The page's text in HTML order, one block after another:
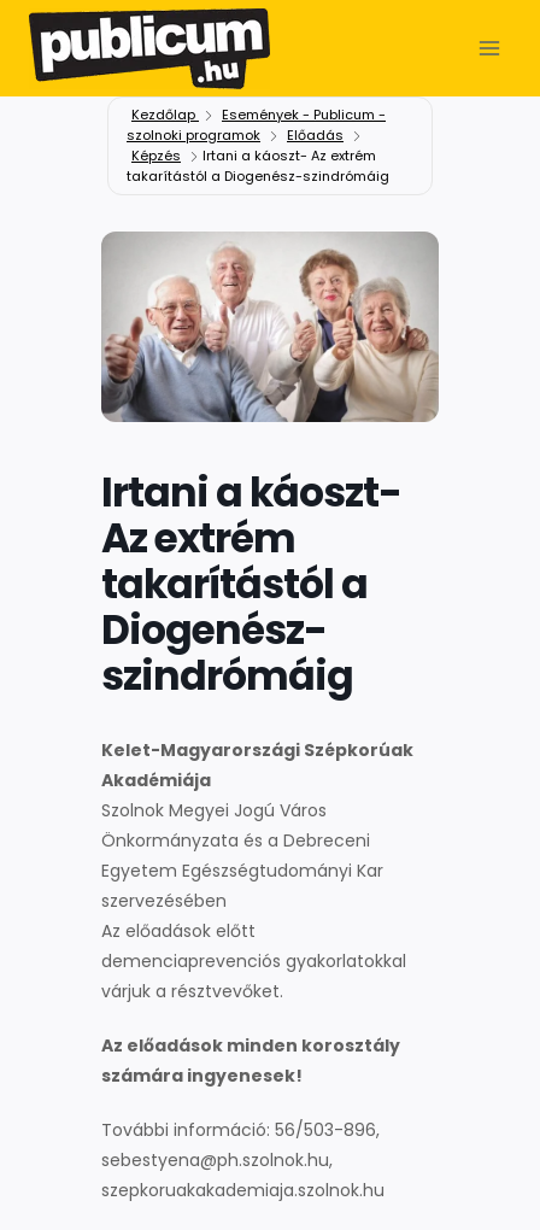
Kezdőlap
Események - Publicum -
szolnoki programok
Előadás
Képzés
Irtani a káoszt- Az extrém
takarítástól a Diogenész-szindrómáig
Irtani a káoszt-
Az extrém
takarítástól a
Diogenész-
szindrómáig
Kelet-Magyarországi Szépkorúak
Akadémiája
Szolnok Megyei Jogú Város
Önkormányzata és a Debreceni
Egyetem Egészségtudományi Kar
szervezésében
Az előadások előtt
demenciaprevenciós gyakorlatokkal
várjuk a résztvevőket.
Az előadások minden korosztály
számára ingyenesek!
További információ: 56/503-896,
sebestyena@ph.szolnok.hu,
szepkoruakakademiaja.szolnok.hu